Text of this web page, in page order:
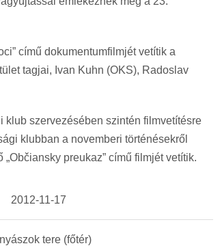
című dokumentumfilmjét vetítik a
tagjai, Ivan Kuhn (OKS), Radoslav
szervezésében szintén filmvetítésre
klubban a novemberi történésekről
preukaz” című filmjét vetítik.
2012-11-17
tere (főtér)